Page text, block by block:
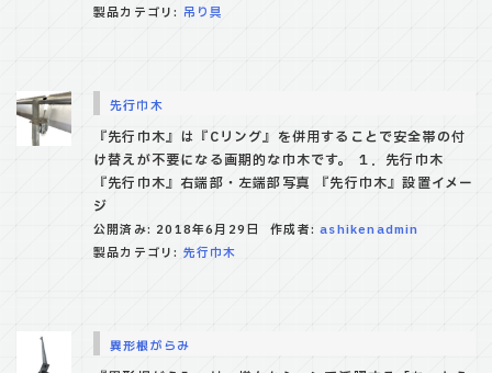
製品カテゴリ: 吊り具
先行巾木
『先行巾木』は『Cリング』を併用することで安全帯の付
け替えが不要になる画期的な巾木です。 １．先行巾木
『先行巾木』右端部・左端部写真 『先行巾木』設置イメー
ジ
公開済み: 2018年6月29日 作成者:ashikenadmin
製品カテゴリ: 先行巾木
異形根がらみ